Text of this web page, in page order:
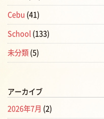
Cebu (41)
School (133)
未分類 (5)
アーカイブ
2026年7月 (2)